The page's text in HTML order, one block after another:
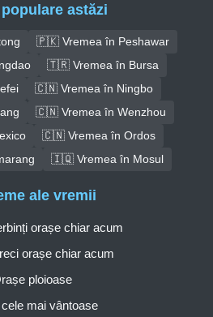
astăzi
🇵🇰 Vremea în Peshawar
🇹🇷 Vremea în Bursa
🇨🇳 Vremea în Ningbo
🇨🇳 Vremea în Wenzhou
🇨🇳 Vremea în Ordos
🇮🇶 Vremea în Mosul
ale vremii
orașe chiar acum
orașe chiar acum
ploioase
mai vântoase